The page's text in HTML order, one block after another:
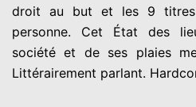
droit au but et les 9 titres
personne. Cet État des
société et de ses plaies
Littérairement parlant.